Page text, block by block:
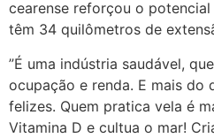
cearense reforçou o
têm 34 quilômetros de
”É uma indústria saudável,
ocupação e renda. E mais do
felizes. Quem pratica vela é
Vitamina D e cultua o mar!